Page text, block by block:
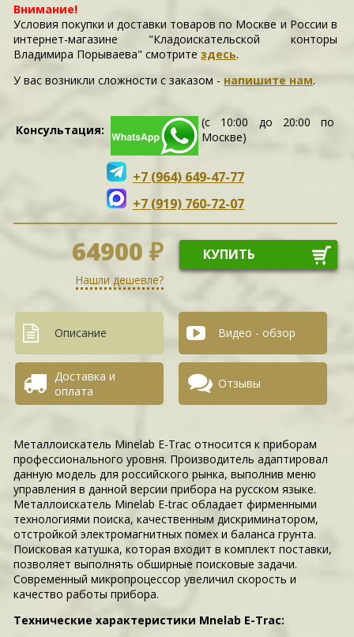
Внимание!
Условия покупки и доставки товаров по Москве и России в
интернет-магазине "Кладоискательской конторы
Владимира Порываева" смотритездесь.
У вас возникли сложности c заказом - напишите нам.
Консультация:
(с 10:00 до 20:00 по
Москве)
+7 (964) 649-47-77
+7 (919) 760-72-07
64900 ₽ КУПИТЬ
Нашли дешевле?
Описание Видео - обзор
Доставка и
оплата
Отзывы
Металлоискатель Minelab E-Trac относится к приборам
профессионального уровня. Производитель адаптировал
данную модель для российского рынка, выполнив меню
управления в данной версии прибора на русском языке.
Металлоискатель Minelab E-trac обладает фирменными
технологиями поиска, качественным дискриминатором,
отстройкой электромагнитных помех и баланса грунта.
Поисковая катушка, которая входит в комплект поставки,
позволяет выполнять обширные поисковые задачи.
Современный микропроцессор увеличил скорость и
качество работы прибора.
Технические характеристики Mnelab E-Trac: